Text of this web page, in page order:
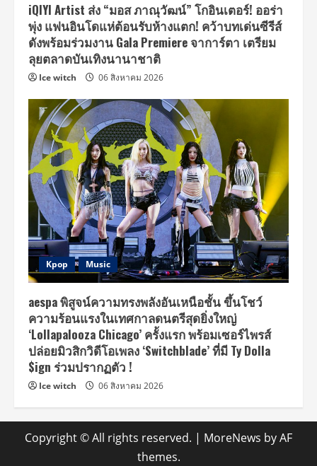
iQIYI Artist ส่ง “มอส ภาณุวัฒน์” โกอินเตอร์! ออร่า
พุ่ง แฟนอินโดแห่ต้อนรับห้างแตก! คว้าบทเด่นซีรีส์
ดังพร้อมร่วมงาน Gala Premiere จาการ์ตา เตรียม
ลุยตลาดบันเทิงนานาชาติ
Ice witch 06 สิงหาคม 2026
Kpop Music
aespa พิสูจน์ความทรงพลังอันเหนือชั้น ขึ้นโชว์
ความร้อนแรงในเทศกาลดนตรีสุดยิ่งใหญ่
‘Lollapalooza Chicago’ ครั้งแรก พร้อมเซอร์ไพรส์
ปล่อยมิวสิกวิดีโอเพลง ‘Switchblade’ ที่มี Ty Dolla
$ign ร่วมปรากฏตัว !
Ice witch 06 สิงหาคม 2026
Copyright © All rights reserved. | MoreNews by AF
themes.